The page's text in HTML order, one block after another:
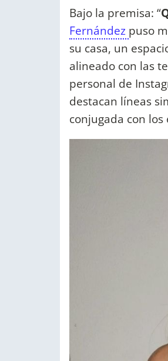
Bajo la premisa: “
Fernández puso
su casa, un
alineado con las
personal de
destacan líneas
conjugada con